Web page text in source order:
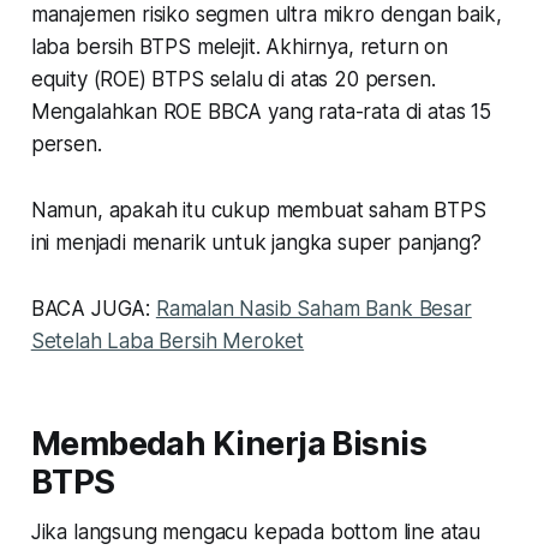
manajemen risiko segmen ultra mikro dengan baik,
laba bersih BTPS melejit. Akhirnya, return on
equity (ROE) BTPS selalu di atas 20 persen.
Mengalahkan ROE BBCA yang rata-rata di atas 15
persen.
Namun, apakah itu cukup membuat saham BTPS
ini menjadi menarik untuk jangka super panjang?
BACA JUGA: Ramalan Nasib Saham Bank Besar
Setelah Laba Bersih Meroket
Membedah Kinerja Bisnis
BTPS
Jika langsung mengacu kepada bottom line atau